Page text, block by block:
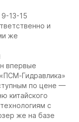
13-15
и
же
впервые
Гидравлика»
по цене —
китайского
с
же на базе